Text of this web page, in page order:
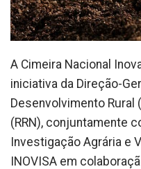
A Cimeira Nacional
iniciativa da Direção-
Desenvolvimento Rural
(RRN), conjuntamente
Investigação Agrária e
INOVISA em